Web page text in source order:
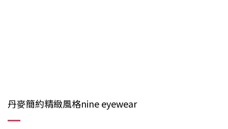
丹麥簡約精緻風格nine eyewear